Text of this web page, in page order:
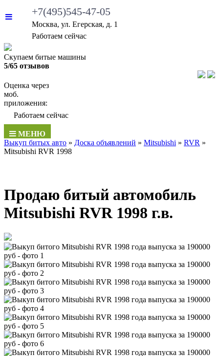
+7(495)545-47-05
Москва, ул. Егерская, д. 1
Работаем сейчас
Скупаем битые машины
5/65 отзывов
Оценка через
моб.
приложения:
Работаем сейчас
МЕНЮ
Выкуп битых авто » Доска объявлений » Mitsubishi » RVR »
Mitsubishi RVR 1998
Продаю битый автомобиль
Mitsubishi RVR 1998 г.в.